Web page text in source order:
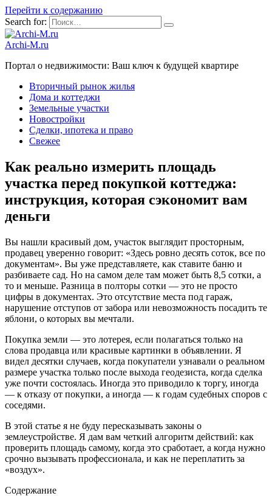
Перейти к содержанию
Search for:
Archi-M.ru
Портал о недвижимости: Ваш ключ к будущей квартире
Вторичный рынок жилья
Дома и коттеджи
Земельные участки
Новостройки
Сделки, ипотека и право
Свежее
Как реально измерить площадь
участка перед покупкой коттеджа:
инструкция, которая сэкономит вам
деньги
Вы нашли красивый дом, участок выглядит просторным,
продавец уверенно говорит: «Здесь ровно десять соток, все по
документам». Вы уже представляете, как ставите баню и
разбиваете сад. Но на самом деле там может быть 8,5 сотки, а
то и меньше. Разница в полторы сотки — это не просто
цифры в документах. Это отсутствие места под гараж,
нарушение отступов от забора или невозможность посадить те
яблони, о которых вы мечтали.
Покупка земли — это лотерея, если полагаться только на
слова продавца или красивые картинки в объявлении. Я
видел десятки случаев, когда покупатели узнавали о реальном
размере участка только после выхода геодезиста, когда сделка
уже почти состоялась. Иногда это приводило к торгу, иногда
— к отказу от покупки, а иногда — к годам судебных споров с
соседями.
В этой статье я не буду пересказывать законы о
землеустройстве. Я дам вам четкий алгоритм действий: как
проверить площадь самому, когда это сработает, а когда нужно
срочно вызывать профессионала, и как не переплатить за
«воздух».
Содержание